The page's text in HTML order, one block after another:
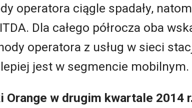
operatora ciągle spadały,
Dla całego półrocza oba
operatora z usług w sieci
jest w segmencie mobilnym.
Orange w drugim kwartale 2014